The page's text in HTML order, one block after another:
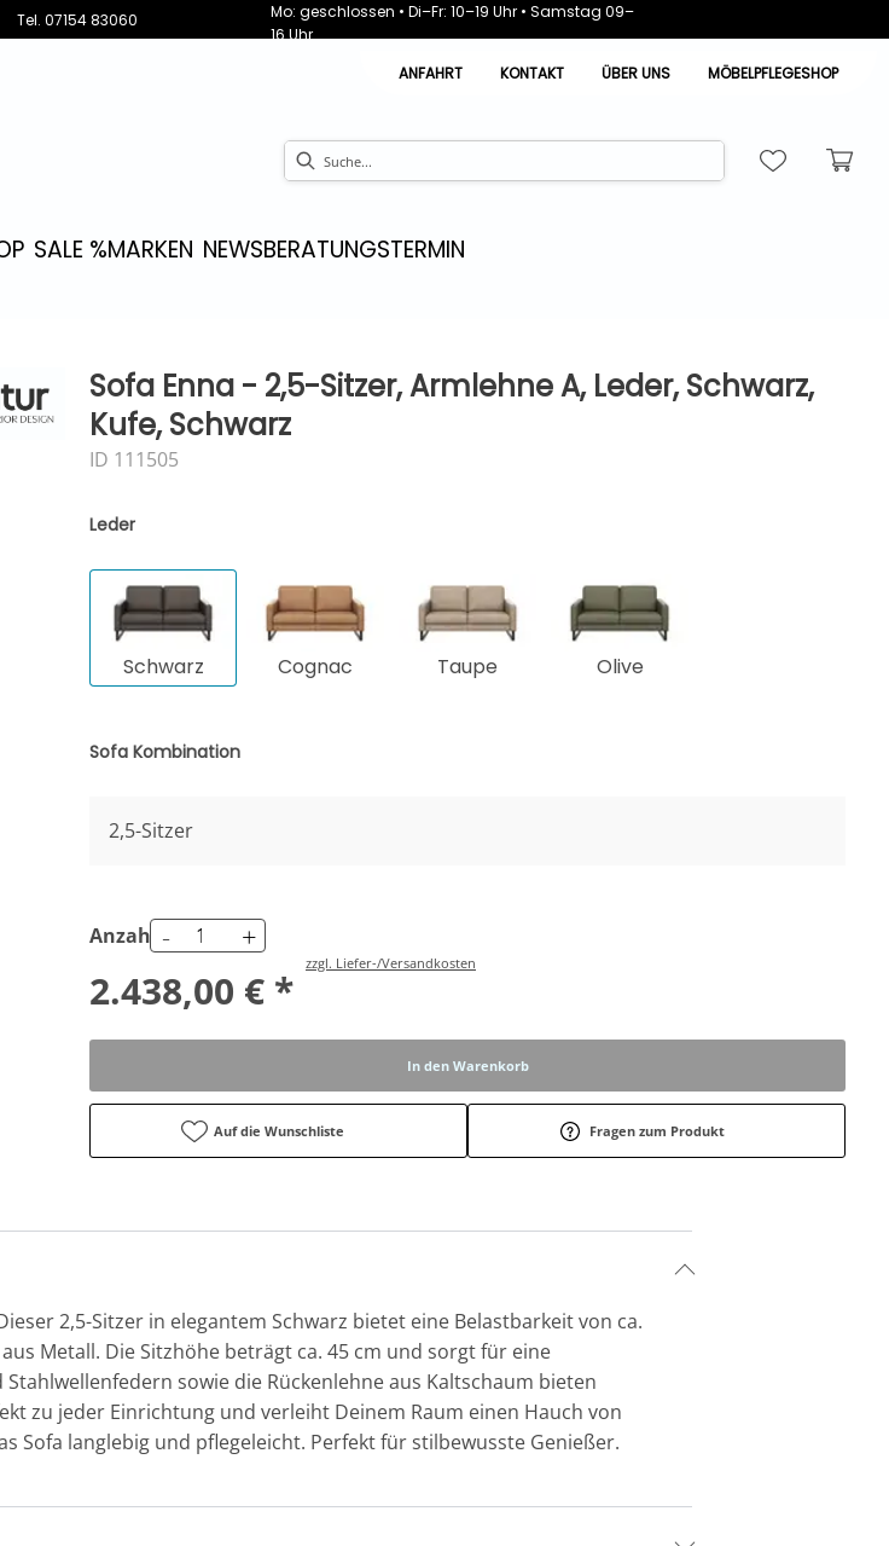
Tel. 07154 83060
Mo: geschlossen • Di–Fr: 10–19 Uhr • Samstag 09–
16 Uhr
ANFAHRT
KONTAKT ÜBER UNS MÖBELPFLEGESHOP
SALE %MARKEN NEWSBERATUNGSTERMIN
Sofa Enna - 2,5-Sitzer, Armlehne A, Leder, Schwarz,
Kufe, Schwarz
ID 111505
Leder
Schwarz Cognac Taupe Olive
Sofa Kombination
2,5-Sitzer
Anzahl - +
2.438,00 € *
zzgl. Liefer-/Versandkosten
In den Warenkorb
Auf die Wunschliste Fragen zum Produkt
2,5-Sitzer in elegantem Schwarz bietet eine Belastbarkeit von ca.
Metall. Die Sitzhöhe beträgt ca. 45 cm und sorgt für eine
sowie die Rückenlehne aus Kaltschaum bieten
zu jeder Einrichtung und verleiht Deinem Raum einen Hauch von
Sofa langlebig und pflegeleicht. Perfekt für stilbewusste Genießer.